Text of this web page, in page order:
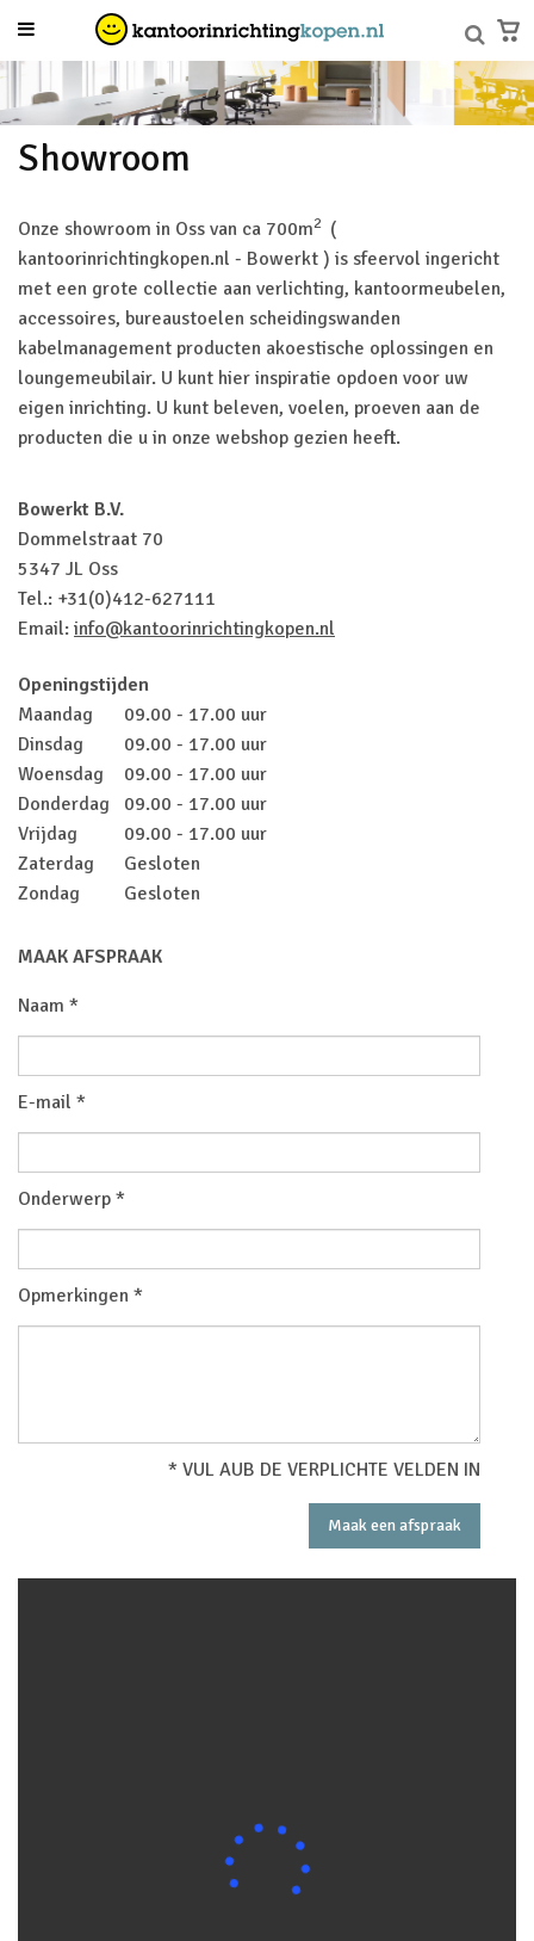
Showroom
Onze showroom in Oss van ca 700m2 (
kantoorinrichtingkopen.nl - Bowerkt ) is sfeervol ingericht
met een grote collectie aan verlichting, kantoormeubelen,
accessoires, bureaustoelen scheidingswanden
kabelmanagement producten akoestische oplossingen en
loungemeubilair. U kunt hier inspiratie opdoen voor uw
eigen inrichting. U kunt beleven, voelen, proeven aan de
producten die u in onze webshop gezien heeft.
Bowerkt B.V.
Dommelstraat 70
5347 JL Oss
Tel.: +31(0)412-627111
Email: info@kantoorinrichtingkopen.nl
Openingstijden
Maandag
09.00 - 17.00 uur
Dinsdag
09.00 - 17.00 uur
Woensdag
09.00 - 17.00 uur
Donderdag 09.00 - 17.00 uur
Vrijdag
09.00 - 17.00 uur
Zaterdag
Gesloten
Zondag
Gesloten
MAAK AFSPRAAK
Naam *
E-mail *
Onderwerp *
Opmerkingen *
* VUL AUB DE VERPLICHTE VELDEN IN
Maak een afspraak